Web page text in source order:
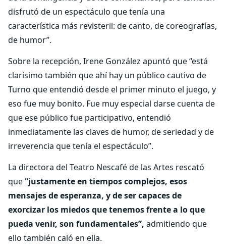
disfrutó de un espectáculo que tenía una
característica más revisteril: de canto, de coreografías,
de humor”.
Sobre la recepción, Irene González apuntó que “está
clarísimo también que ahí hay un público cautivo de
Turno que entendió desde el primer minuto el juego, y
eso fue muy bonito. Fue muy especial darse cuenta de
que ese público fue participativo, entendió
inmediatamente las claves de humor, de seriedad y de
irreverencia que tenía el espectáculo”.
La directora del Teatro Nescafé de las Artes rescató
que“justamente en tiempos complejos, esos
mensajes de esperanza, y de ser capaces de
exorcizar los miedos que tenemos frente a lo que
pueda venir, son fundamentales”, admitiendo que
ello también caló en ella.